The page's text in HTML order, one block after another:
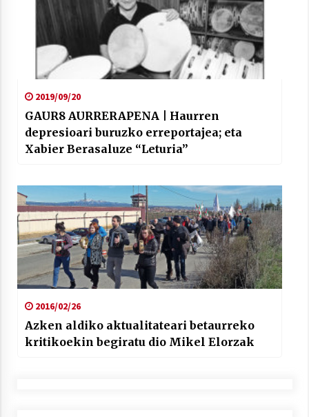
2019/09/20
GAUR8 AURRERAPENA | Haurren
depresioari buruzko erreportajea; eta
Xabier Berasaluze “Leturia”
2016/02/26
Azken aldiko aktualitateari betaurreko
kritikoekin begiratu dio Mikel Elorzak